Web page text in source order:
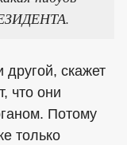
другой, скажет
что они
Потому
только